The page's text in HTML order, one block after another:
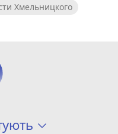
Хмельницкого